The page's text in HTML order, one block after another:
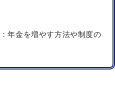
：年金を増やす方法や制度の